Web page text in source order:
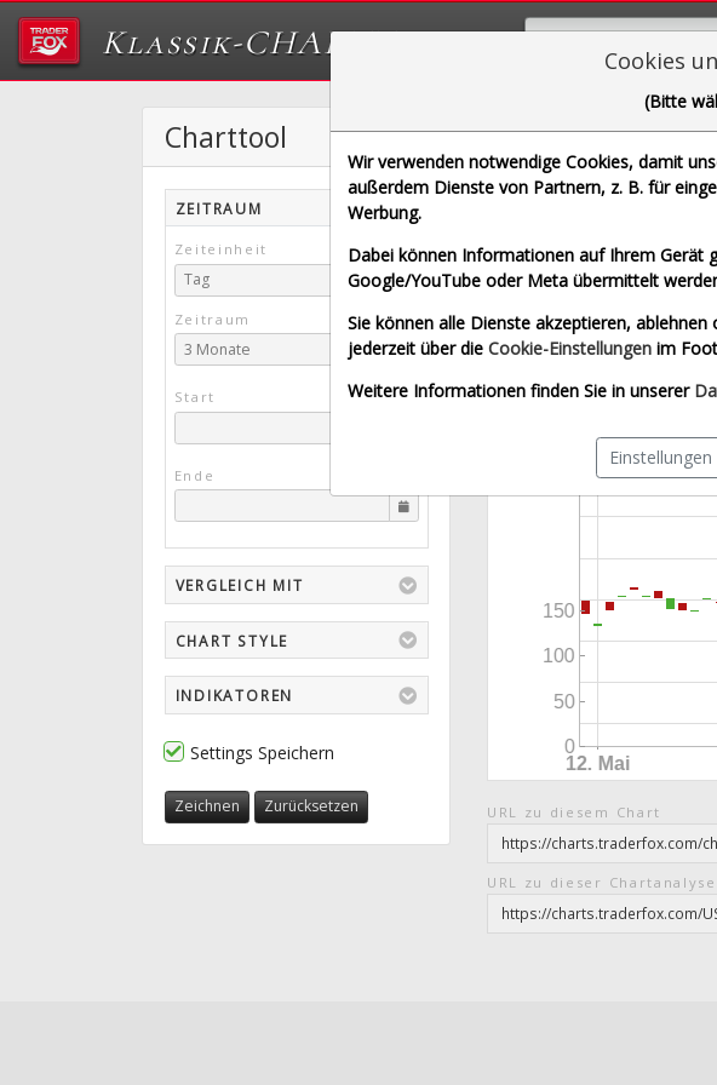
Klassik-CHARTTOOL
Raymond
[RJF | WKN 875072 | ISIN
Börse Frankfurt
URL zu diesem Chart
URL zu dieser Chartanalyse
Charttool
ZEITRAUM
Zeiteinheit
Tag
Zeitraum
3 Monate
Start
Ende
VERGLEICH MIT
CHART STYLE
INDIKATOREN
Settings Speichern
Zeichnen Zurücksetzen
Cookies
(Bitte
Wir verwenden notwendige Cookies, damit
außerdem Dienste von Partnern, z. B. für
Werbung.
Dabei können Informationen auf Ihrem Gerät
Google/YouTube oder Meta übermittelt
Sie können alle Dienste akzeptieren,
jederzeit über die Cookie-Einstellungen im
Weitere Informationen finden Sie in unserer
Einstellungen